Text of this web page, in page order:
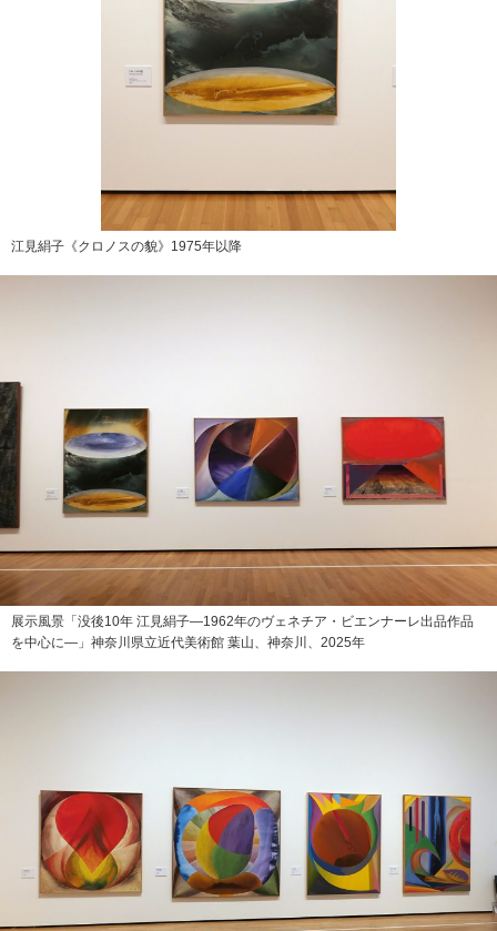
江見絹子《クロノスの貌》1975年以降
展示風景「没後10年 江見絹子—1962年のヴェネチア・ビエンナーレ出品作品
を中心に—」神奈川県立近代美術館 葉山、神奈川、2025年